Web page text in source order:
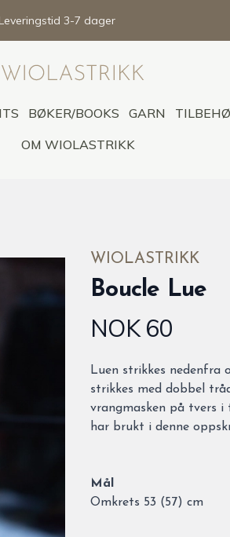
Leveringstid 3-7 dager
BØKER/BOOKS GARN
OM WIOLASTRIKK
WIOLASTRIKK
Boucle Lue
Produktdetaljer
NOK 60
Description
Luen strikkes nedenfra
strikkes med dobbel
vrangmasken på tvers i
har brukt i denne
Mål
Omkrets 53 (57) cm